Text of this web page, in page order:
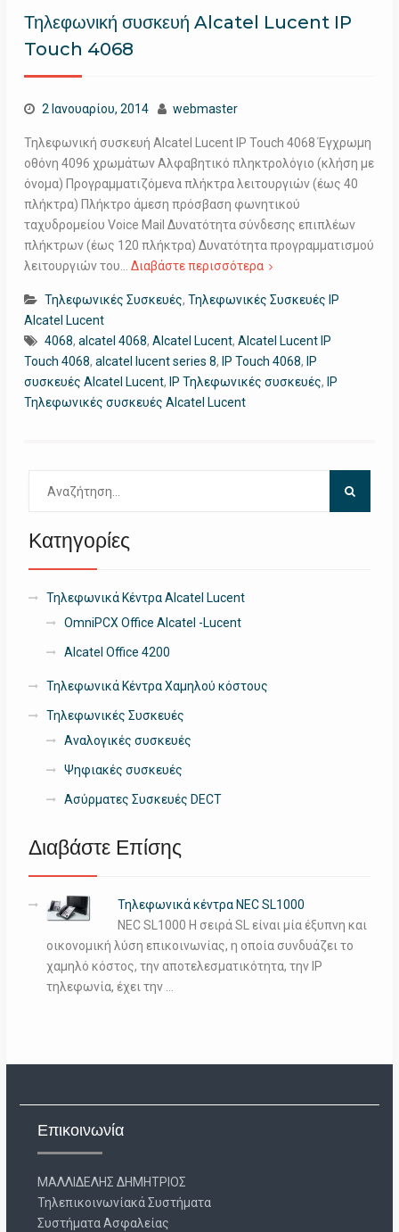
Τηλεφωνική συσκευή Alcatel Lucent IP
Touch 4068
2 Ιανουαρίου, 2014 webmaster
Τηλεφωνική συσκευή Alcatel Lucent IP Touch 4068 Έγχρωμη
οθόνη 4096 χρωμάτων Αλφαβητικό πληκτρολόγιο (κλήση με
όνομα) Προγραμματιζόμενα πλήκτρα λειτουργιών (έως 40
πλήκτρα) Πλήκτρο άμεση πρόσβαση φωνητικού
ταχυδρομείου Voice Mail Δυνατότητα σύνδεσης επιπλέων
πλήκτρων (έως 120 πλήκτρα) Δυνατότητα προγραμματισμού
λειτουργιών του… Διαβάστε περισσότερα
Τηλεφωνικές Συσκευές, Τηλεφωνικές Συσκευές IP
Alcatel Lucent
4068, alcatel 4068, Alcatel Lucent, Alcatel Lucent IP
Touch 4068, alcatel lucent series 8, IP Touch 4068, IP
συσκευές Alcatel Lucent, IP Τηλεφωνικές συσκευές, IP
Τηλεφωνικές συσκευές Alcatel Lucent
για:
Κατηγορίες
Τηλεφωνικά Κέντρα Alcatel Lucent
OmniPCX Office Alcatel -Lucent
Alcatel Office 4200
Τηλεφωνικά Κέντρα Χαμηλού κόστους
Τηλεφωνικές Συσκευές
Αναλογικές συσκευές
Ψηφιακές συσκευές
Ασύρματες Συσκευές DECT
Διαβάστε Επίσης
Τηλεφωνικά κέντρα NEC SL1000
NEC SL1000 Η σειρά SL είναι μία έξυπνη και
οικονομική λύση επικοινωνίας, η οποία συνδυάζει το
χαμηλό κόστος, την αποτελεσματικότητα, την ΙΡ
τηλεφωνία, έχει την …
Επικοινωνία
ΜΑΛΛΙΔΕΛΗΣ ΔΗΜΗΤΡΙΟΣ
Τηλεπικοινωνίακά Συστήματα
Συστήματα Ασφαλείας